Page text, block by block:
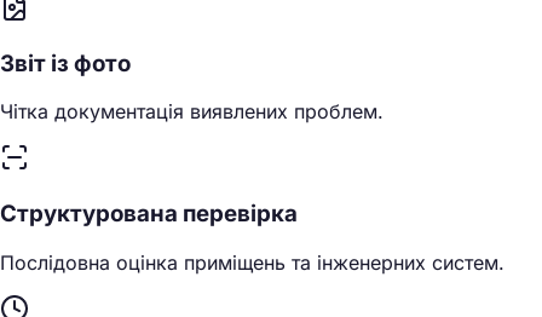
Звіт із фото
Чітка документація виявлених проблем.
Структурована перевірка
Послідовна оцінка приміщень та інженерних систем.